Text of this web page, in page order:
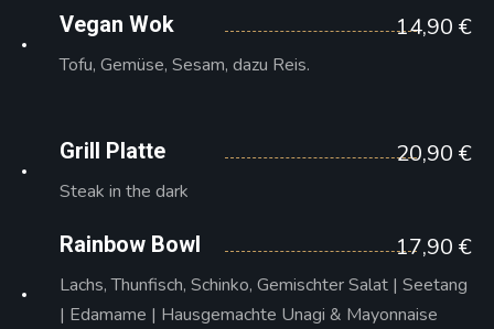
Vegan Wok 14,90 €
Tofu, Gemüse, Sesam, dazu Reis.
Grill Platte 20,90 €
Steak in the dark
Rainbow Bowl 17,90 €
Lachs, Thunfisch, Schinko, Gemischter Salat | Seetang
| Edamame | Hausgemachte Unagi & Mayonnaise